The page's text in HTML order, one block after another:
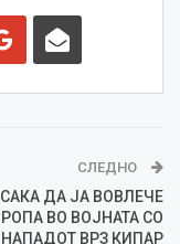
СЛЕДНО
ДА ЈА ВОВЛЕЧЕ
ВО ВОЈНАТА СО
НАПАДОТ ВРЗ КИПАР